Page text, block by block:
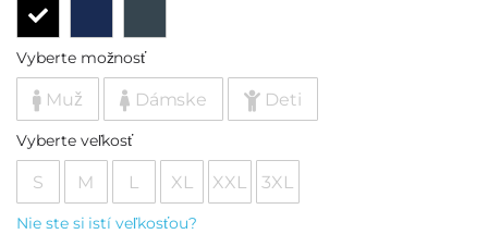
Vyberte možnosť
Muž Dámske Deti
Vyberte veľkosť
S M L XL XXL 3XL
Nie ste si istí veľkosťou?